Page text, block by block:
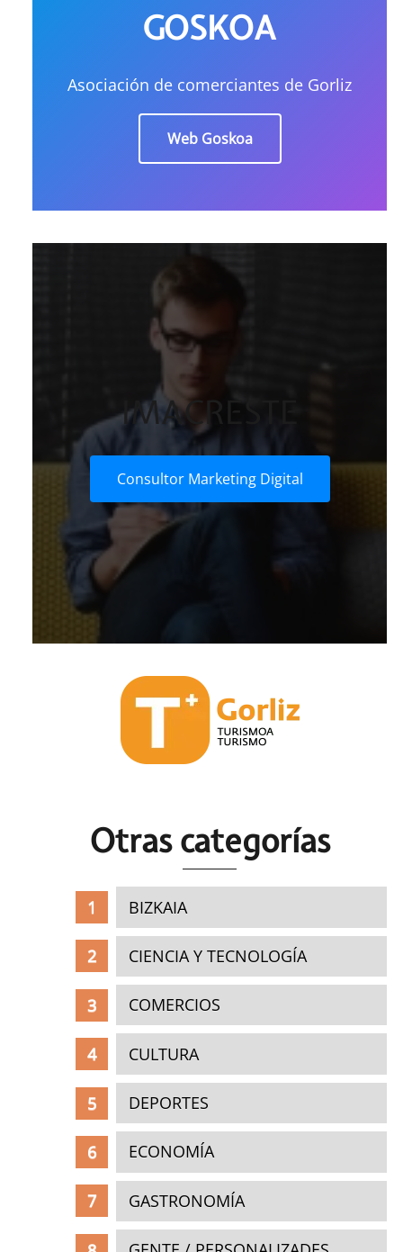
GOSKOA
Asociación de comerciantes de Gorliz
Web Goskoa
IMACRESTE
Consultor Marketing Digital
Otras categorías
BIZKAIA
CIENCIA Y TECNOLOGÍA
COMERCIOS
CULTURA
DEPORTES
ECONOMÍA
GASTRONOMÍA